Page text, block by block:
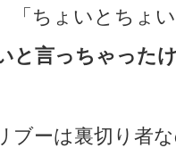
「ちょいとちょ
と言っちゃった
ブーは裏切り者